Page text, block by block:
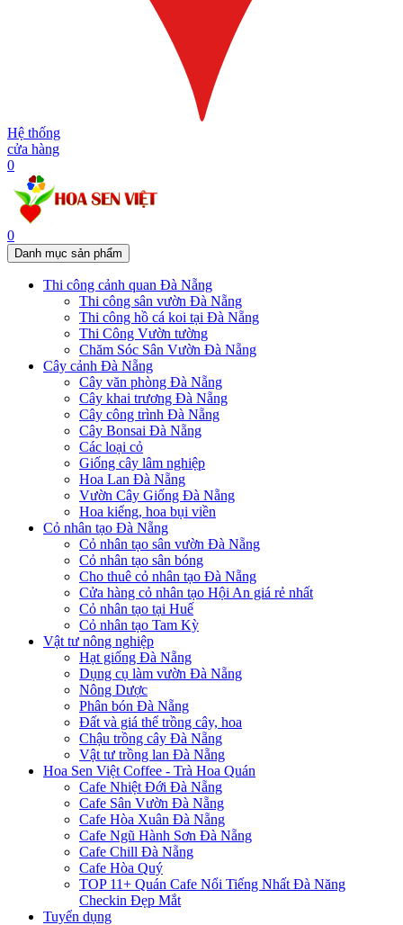
Hệ thống
cửa hàng
0
0
Danh mục sản phẩm
Thi công cảnh quan Đà Nẵng
Thi công sân vườn Đà Nẵng
Thi công hồ cá koi tại Đà Nẵng
Thi Công Vườn tường
Chăm Sóc Sân Vườn Đà Nẵng
Cây cảnh Đà Nẵng
Cây văn phòng Đà Nẵng
Cây khai trương Đà Nẵng
Cây công trình Đà Nẵng
Cây Bonsai Đà Nẵng
Các loại cỏ
Giống cây lâm nghiệp
Hoa Lan Đà Nẵng
Vườn Cây Giống Đà Nẵng
Hoa kiểng, hoa bụi viền
Cỏ nhân tạo Đà Nẵng
Cỏ nhân tạo sân vườn Đà Nẵng
Cỏ nhân tạo sân bóng
Cho thuê cỏ nhân tạo Đà Nẵng
Cửa hàng cỏ nhân tạo Hội An giá rẻ nhất
Cỏ nhân tạo tại Huế
Cỏ nhân tạo Tam Kỳ
Vật tư nông nghiệp
Hạt giống Đà Nẵng
Dụng cụ làm vườn Đà Nẵng
Nông Dược
Phân bón Đà Nẵng
Đất và giá thể trồng cây, hoa
Chậu trồng cây Đà Nẵng
Vật tư trồng lan Đà Nẵng
Hoa Sen Việt Coffee - Trà Hoa Quán
Cafe Nhiệt Đới Đà Nẵng
Cafe Sân Vườn Đà Nẵng
Cafe Hòa Xuân Đà Nẵng
Cafe Ngũ Hành Sơn Đà Nẵng
Cafe Chill Đà Nẵng
Cafe Hòa Quý
TOP 11+ Quán Cafe Nổi Tiếng Nhất Đà Năng
Checkin Đẹp Mắt
Tuyển dụng